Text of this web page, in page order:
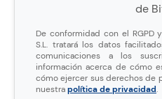
de
De conformidad con el RGPD y
S.L. tratará los datos
comunicaciones a los
información acerca de cómo
cómo ejercer sus derechos de
nuestrapolítica de privacidad.